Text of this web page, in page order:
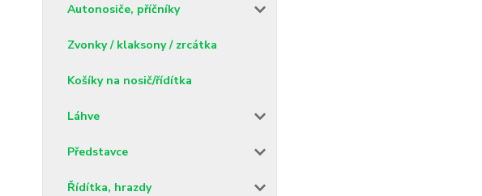
Autonosiče, příčníky
Zvonky / klaksony / zrcátka
Košíky na nosič/řídítka
Láhve
Představce
Řídítka, hrazdy